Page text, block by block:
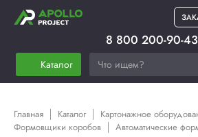
Каталог
8 800 200-90-43
Главная Каталог
Картонажное
Формовщики коробов
Автоматические